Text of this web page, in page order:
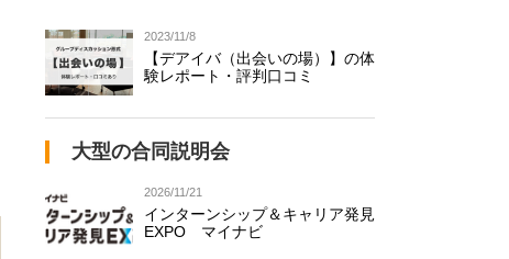
2023/11/8
【デアイバ（出会いの場）】の体
験レポート・評判口コミ
大型の合同説明会
2026/11/21
インターンシップ＆キャリア発見
EXPO マイナビ